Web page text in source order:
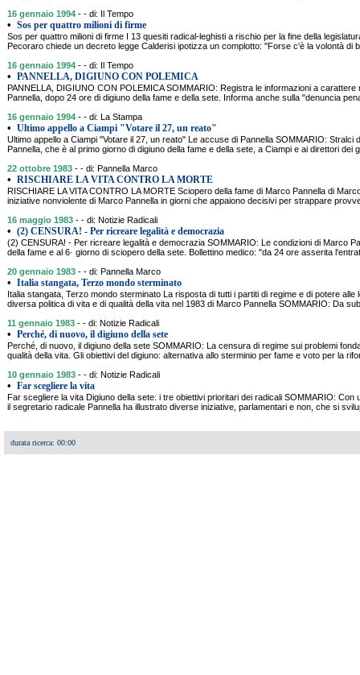
16 gennaio 1994 - - di: Il Tempo
• Sos per quattro milioni di firme
Sos per quattro milioni di firme I 13 quesiti radical-leghisti a rischio per la fine della
Pecoraro chiede un decreto legge Calderisi ipotizza un complotto: "Forse c'è la volontà di
16 gennaio 1994 - - di: Il Tempo
• PANNELLA, DIGIUNO CON POLEMICA
PANNELLA, DIGIUNO CON POLEMICA SOMMARIO: Registra le informazioni a
Pannella, dopo 24 ore di digiuno della fame e della sete. Informa anche sulla "denuncia
16 gennaio 1994 - - di: La Stampa
• Ultimo appello a Ciampi "Votare il 27, un reato"
Ultimo appello a Ciampi "Votare il 27, un reato" Le accuse di Pannella SOMMARIO: Stralci
Pannella, che è al primo giorno di digiuno della fame e della sete, a Ciampi e ai direttori dei
22 ottobre 1983 - - di: Pannella Marco
• RISCHIARE LA VITA CONTRO LA MORTE
RISCHIARE LA VITA CONTRO LA MORTE Sciopero della fame di Marco Pannella di
iniziative nonviolente di Marco Pannella in giorni che appaiono decisivi per strappare
16 maggio 1983 - - di: Notizie Radicali
• (2) CENSURA! - Per ricreare legalità e democrazia
(2) CENSURA! - Per ricreare legalità e democrazia SOMMARIO: Le condizioni di Marco
della fame e al 6· giorno di sciopero della sete. Bollettino medico: "da 24 ore asserita
20 gennaio 1983 - - di: Pannella Marco
• Italia stangata, Terzo mondo sterminato
Italia stangata, Terzo mondo sterminato La risposta di tutti i partiti di regime e di potere alle
diversa politica di vita e di qualità della vita nel 1983 di Marco Pannella SOMMARIO: Da
11 gennaio 1983 - - di: Notizie Radicali
• Perché, di nuovo, il digiuno della sete
Perché, di nuovo, il digiuno della sete SOMMARIO: La censura di regime sui problemi
qualità della vita. Gli obiettivi del digiuno: alternativa allo sterminio per fame e voto per la
10 gennaio 1983 - - di: Notizie Radicali
• Far scegliere la vita
Far scegliere la vita Digiuno della sete: i tre obiettivi prioritari dei radicali SOMMARIO: Con
il segretario radicale Pannella ha illustrato diverse iniziative, parlamentari e non, che si
durata ricerca: 00:00